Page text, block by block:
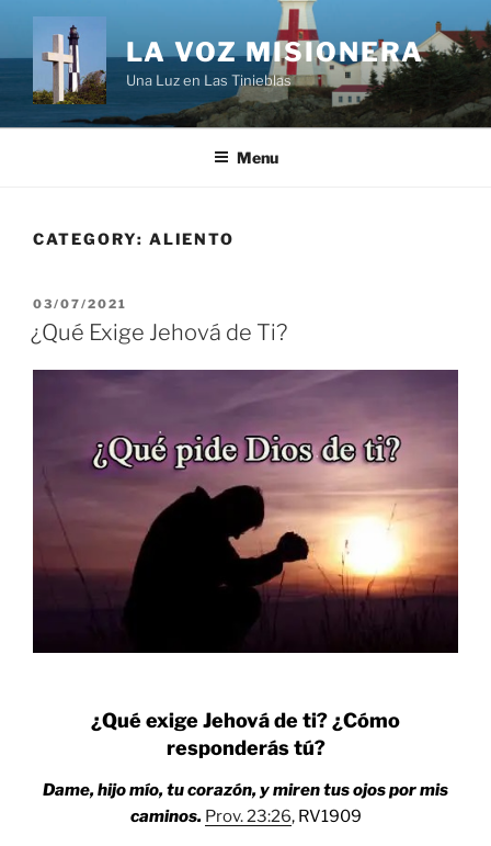
content
LA VOZ MISIONERA
Una Luz en Las Tinieblas
Menu
CATEGORY: ALIENTO
POSTED
ON
03/07/2021
¿Qué Exige Jehová de Ti?
¿Qué exige Jehová de ti? ¿Cómo
responderás tú?
Dame, hijo mío, tu corazón, y miren tus ojos por mis
caminos. Prov. 23:26, RV1909